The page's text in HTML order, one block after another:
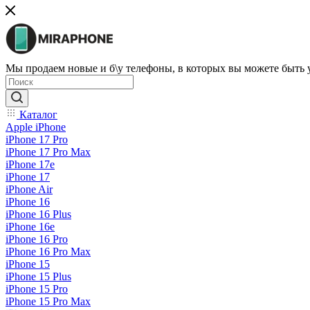
Мы продаем новые и б\у телефоны, в которых вы можете быть
Каталог
Apple iPhone
iPhone 17 Pro
iPhone 17 Pro Max
iPhone 17e
iPhone 17
iPhone Air
iPhone 16
iPhone 16 Plus
iPhone 16e
iPhone 16 Pro
iPhone 16 Pro Max
iPhone 15
iPhone 15 Plus
iPhone 15 Pro
iPhone 15 Pro Max